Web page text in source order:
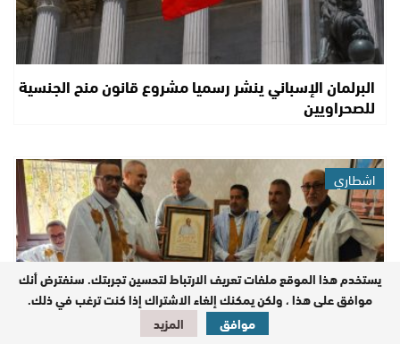
البرلمان الإسباني ينشر رسميا مشروع قانون منح الجنسية
للصحراويين
اشطاري
يستخدم هذا الموقع ملفات تعريف الارتباط لتحسين تجربتك. سنفترض أنك
موافق على هذا ، ولكن يمكنك إلغاء الاشتراك إذا كنت ترغب في ذلك.
موافق
المزيد